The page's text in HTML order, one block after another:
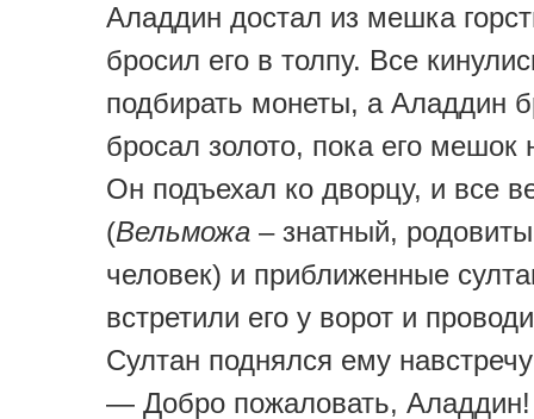
Аладдин достал из мешка
бросил его в толпу. Все
подбирать монеты, а Аладдин
бросал золото, пока его мешок
Он подъехал ко дворцу, и все
(Вельможа – знатный,
человек) и приближенные
встретили его у ворот и
Султан поднялся ему
— Добро пожаловать,